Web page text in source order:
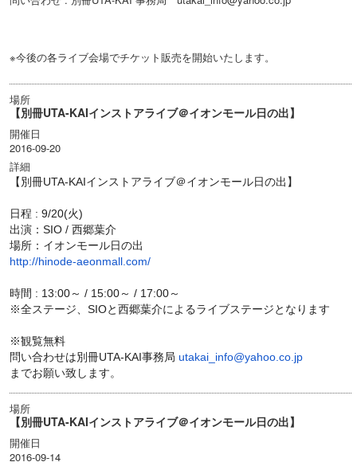
※今後の各ライブ会場でチケット販売を開始いたします。
場所
【別冊UTA-KAIインストアライブ＠イオンモール日の出】
開催日
2016-09-20
詳細
【別冊UTA-KAIインストアライブ＠イオンモール日の出】
日程 : 9/20(火)
出演：SIO / 西郷葉介
場所：イオンモール日の出
http://hinode-aeonmall.com/
時間 : 13:00～ / 15:00～ / 17:00～
※全ステージ、SIOと西郷葉介によるライブステージとなります
※観覧無料
問い合わせは別冊UTA-KAI事務局 utakai_info@yahoo.co.jp
までお願い致します。
場所
【別冊UTA-KAIインストアライブ＠イオンモール日の出】
開催日
2016-09-14